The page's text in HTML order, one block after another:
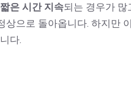
은 시간 지속되는 경우가 많
상으로 돌아옵니다. 하지만
다.